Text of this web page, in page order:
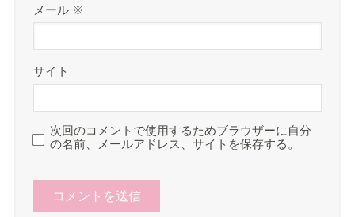
メール ※
サイト
次回のコメントで使用するためブラウザーに自分
の名前、メールアドレス、サイトを保存する。